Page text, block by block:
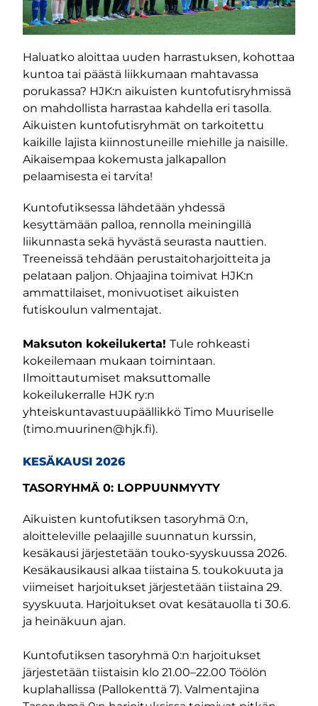
Haluatko aloittaa uuden harrastuksen, kohottaa
kuntoa tai päästä liikkumaan mahtavassa
porukassa? HJK:n aikuisten kuntofutisryhmissä
on mahdollista harrastaa kahdella eri tasolla.
Aikuisten kuntofutisryhmät on tarkoitettu
kaikille lajista kiinnostuneille miehille ja naisille.
Aikaisempaa kokemusta jalkapallon
pelaamisesta ei tarvita!
Kuntofutiksessa lähdetään yhdessä
kesyttämään palloa, rennolla meiningillä
liikunnasta sekä hyvästä seurasta nauttien.
Treeneissä tehdään perustaitoharjoitteita ja
pelataan paljon. Ohjaajina toimivat HJK:n
ammattilaiset, monivuotiset aikuisten
futiskoulun valmentajat.
Maksuton kokeilukerta! Tule rohkeasti
kokeilemaan mukaan toimintaan.
Ilmoittautumiset maksuttomalle
kokeilukerralle HJK ry:n
yhteiskuntavastuupäällikkö Timo Muuriselle
(timo.muurinen@hjk.fi).
KESÄKAUSI 2026
TASORYHMÄ 0: LOPPUUNMYYTY
Aikuisten kuntofutiksen tasoryhmä 0:n,
aloitteleville pelaajille suunnatun kurssin,
kesäkausi järjestetään touko-syyskuussa 2026.
Kesäkausikausi alkaa tiistaina 5. toukokuuta ja
viimeiset harjoitukset järjestetään tiistaina 29.
syyskuuta. Harjoitukset ovat kesätauolla ti 30.6.
ja heinäkuun ajan.
Kuntofutiksen tasoryhmä 0:n harjoitukset
järjestetään tiistaisin klo 21.00–22.00 Töölön
kuplahallissa (Pallokenttä 7). Valmentajina
sivu
kanava